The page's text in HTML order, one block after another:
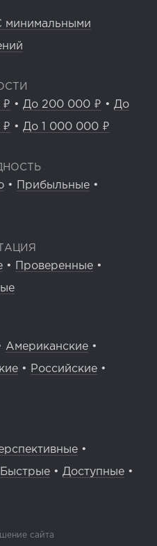
минимальными
₽ • До 200 000 ₽ • До
₽ • До 1 000 000 ₽
• Прибыльные •
• Проверенные •
Американские •
• Российские •
•
Быстрые • Доступные •
сайта